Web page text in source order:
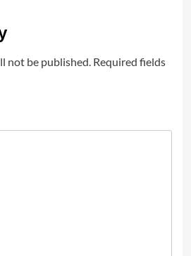
not be published. Required fields